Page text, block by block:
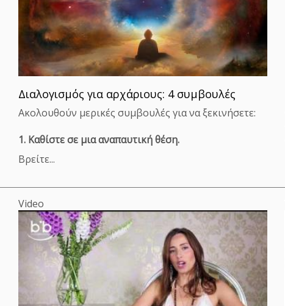
Διαλογισμός για αρχάριους: 4 συμβουλές
Ακολουθούν μερικές συμβουλές για να ξεκινήσετε:
1. Καθίστε σε μια αναπαυτική θέση.
Βρείτε...
Video